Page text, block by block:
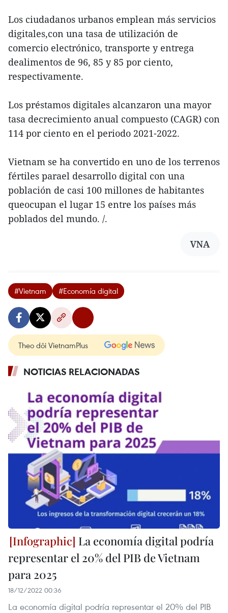
Los ciudadanos urbanos emplean más servicios
digitales,con una tasa de utilización de
comercio electrónico, transporte y entrega
dealimentos de 96, 85 y 85 por ciento,
respectivamente.
Los préstamos digitales alcanzaron una mayor
tasa decrecimiento anual compuesto (CAGR) con
114 por ciento en el periodo 2021-2022.
Vietnam se ha convertido en uno de los terrenos
fértiles parael desarrollo digital con una
población de casi 100 millones de habitantes
queocupan el lugar 15 entre los países más
poblados del mundo. /.
VNA
#Vietnam #Economía digital
Theo dõi VietnamPlus
NOTICIAS RELACIONADAS
La economía digital podría
representar el 20% del PIB de Vietnam
para 2025
18/12/2022 00:36
La economía digital podría representar el 20% del PIB